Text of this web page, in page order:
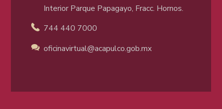
Interior Parque Papagayo, Fracc. Hornos.
744 440 7000
oficinavirtual@acapulco.gob.mx